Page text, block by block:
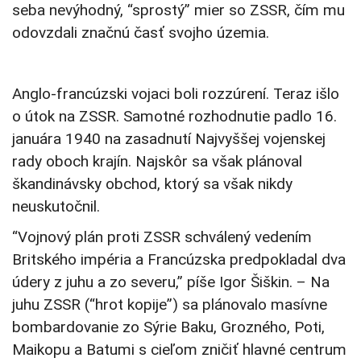
seba nevýhodný, “sprostý” mier so ZSSR, čím mu
odovzdali značnú časť svojho územia.
Anglo-francúzski vojaci boli rozzúrení. Teraz išlo
o útok na ZSSR. Samotné rozhodnutie padlo 16.
januára 1940 na zasadnutí Najvyššej vojenskej
rady oboch krajín. Najskôr sa však plánoval
škandinávsky obchod, ktorý sa však nikdy
neuskutočnil.
“Vojnový plán proti ZSSR schválený vedením
Britského impéria a Francúzska predpokladal dva
údery z juhu a zo severu,” píše Igor Šiškin. – Na
juhu ZSSR (“hrot kopije”) sa plánovalo masívne
bombardovanie zo Sýrie Baku, Grozného, Poti,
Maikopu a Batumi s cieľom zničiť hlavné centrum